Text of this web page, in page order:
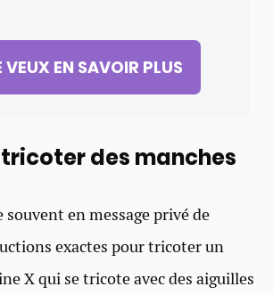
VEUX EN SAVOIR PLUS
des manches
souvent en message privé de
exactes pour tricoter un
X qui se tricote avec des aiguilles